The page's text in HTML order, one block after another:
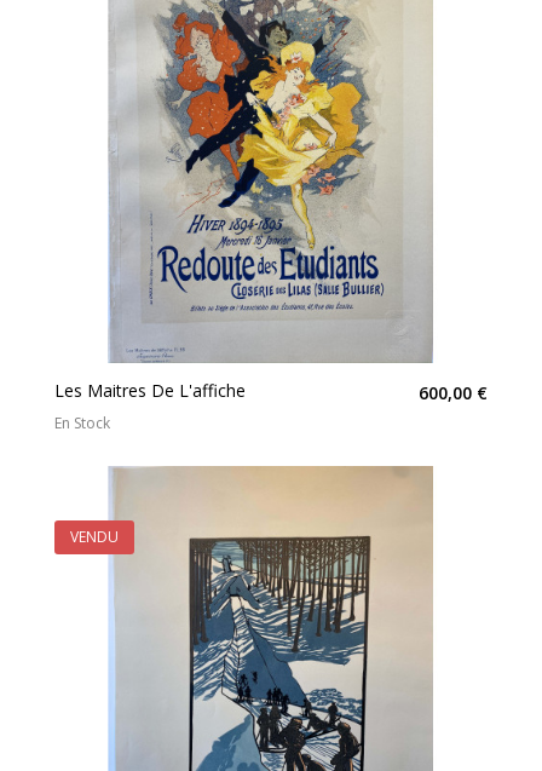
Les Maitres De L'affiche 600,00 €
En Stock
VENDU